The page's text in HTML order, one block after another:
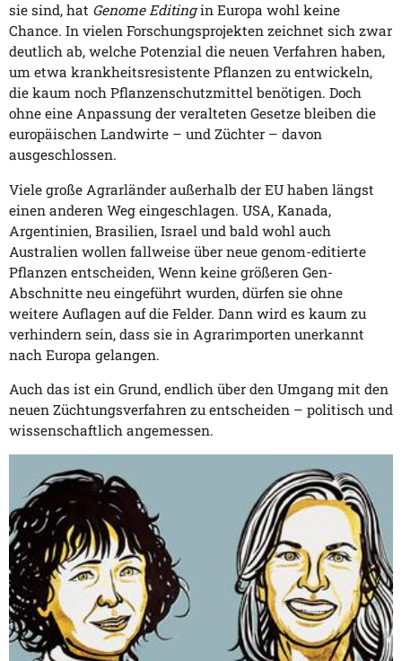
sie sind, hat Genome Editingin Europa wohl keine
Chance. In vielen Forschungsprojekten zeichnet sich zwar
deutlich ab, welche Potenzial die neuen Verfahren haben,
um etwa krankheitsresistente Pflanzen zu entwickeln,
die kaum noch Pflanzenschutzmittel benötigen. Doch
ohne eine Anpassung der veralteten Gesetze bleiben die
europäischen Landwirte – und Züchter – davon
ausgeschlossen.
Viele große Agrarländer außerhalb der EU haben längst
einen anderen Weg eingeschlagen. USA, Kanada,
Argentinien, Brasilien, Israel und bald wohl auch
Australien wollen fallweise über neue genom-editierte
Pflanzen entscheiden, Wenn keine größeren Gen-
Abschnitte neu eingeführt wurden, dürfen sie ohne
weitere Auflagen auf die Felder. Dann wird es kaum zu
verhindern sein, dass sie in Agrarimporten unerkannt
nach Europa gelangen.
Auch das ist ein Grund, endlich über den Umgang mit den
neuen Züchtungsverfahren zu entscheiden – politisch und
wissenschaftlich angemessen.